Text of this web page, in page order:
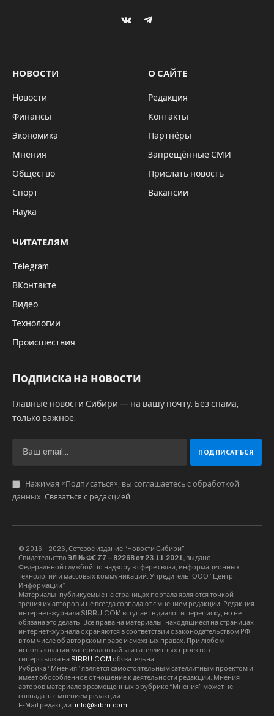
https://vk.com/knyazhiydvor
Заельцовском парке проходил фестиваль
исторической реконструкции «Княжий
двор».Костюмированный турнир собрал
тысячи новосибирцев и гостей города,
регионов и стран СНГ.
Зрители увидели костюмированные
реконструкции рыцарских боев, сражения
римских легионеров, викингов. Центральным
бой с использованием защитного и
наступательного вооружения. Турнир вошел в
рейтинги Дуэльной лиги и Чемпионата
Исторического средневекового боя России